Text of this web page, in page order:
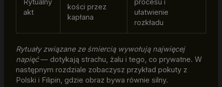
Rytualny
akt
kości przez
kapłana
procesu i
ułatwienie
rozkładu
Rytuały związane ze śmiercią wywołują najwięcej
napięć— dotykają strachu, żalu i tego, co prywatne. W
następnym rozdziale zobaczysz przykład pokuty z
Polski i Filipin, gdzie obraz bywa równie silny.